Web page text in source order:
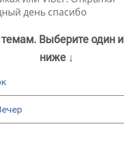
день спасибо
Выберите один
ниже ↓